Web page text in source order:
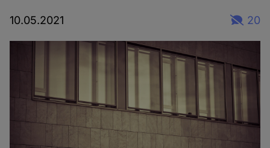
10.05.2021 20